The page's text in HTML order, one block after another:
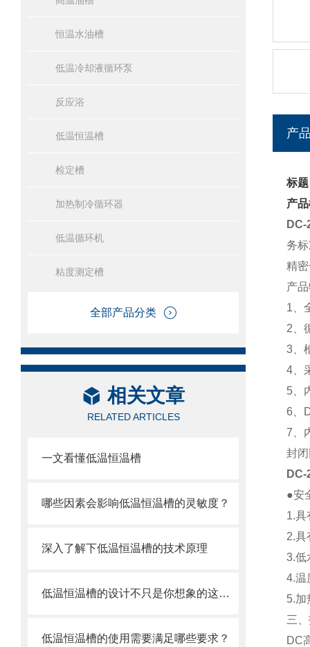
恒温水油槽
低温冷却液循环泵
反应浴
低温恒温槽
检定槽
加热制冷循环器
低温循环机
粘度测定槽
全部产品分类
相关文章
RELATED ARTICLES
一文看懂低温恒温槽
哪些因素会影响低温恒温槽的灵敏度？
深入了解下低温恒温槽的技术原理
低温恒温槽的设计不只是你想象的这么简单
低温恒温槽的使用需要满足哪些要求？
产
标
产
务
精
产
1
2、
3、
4、
5、
6、
7、
封
●安
1.具
2.具
3.低
4.温
5.加
三
DC